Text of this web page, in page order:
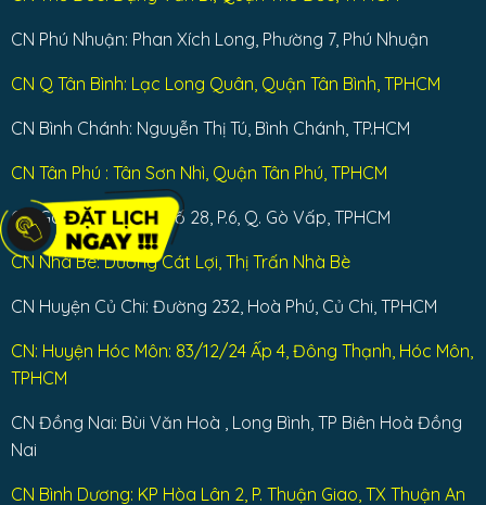
CN Phú Nhuận: Phan Xích Long, Phường 7, Phú Nhuận
CN Q Tân Bình: Lạc Long Quân, Quận Tân Bình, TPHCM
CN Bình Chánh: Nguyễn Thị Tú, Bình Chánh, TP.HCM
CN Tân Phú : Tân Sơn Nhì, Quận Tân Phú, TPHCM
CN Gò Vấp: Đường số 28, P.6, Q. Gò Vấp, TPHCM
CN Nhà Bè: Dương Cát Lợi, Thị Trấn Nhà Bè
CN Huyện Củ Chi: Đường 232, Hoà Phú, Củ Chi, TPHCM
CN: Huyện Hóc Môn: 83/12/24 Ấp 4, Đông Thạnh, Hóc Môn,
TPHCM
CN Đồng Nai: Bùi Văn Hoà , Long Bình, TP Biên Hoà Đồng
Nai
CN Bình Dương: KP Hòa Lân 2, P. Thuận Giao, TX Thuận An